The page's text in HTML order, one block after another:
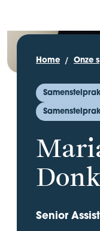
Home Onze
Senior